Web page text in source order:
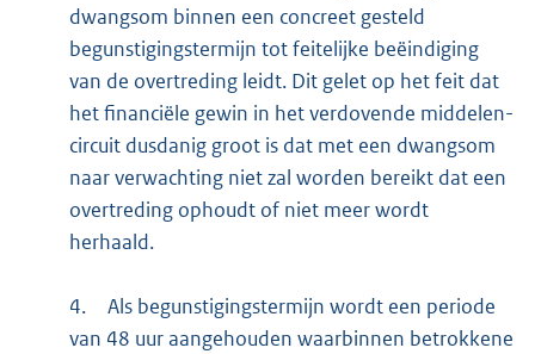
dwangsom binnen een concreet gesteld
begunstigingstermijn tot feitelijke beëindiging
van de overtreding leidt. Dit gelet op het feit dat
het financiële gewin in het verdovende middelen-
circuit dusdanig groot is dat met een dwangsom
naar verwachting niet zal worden bereikt dat een
overtreding ophoudt of niet meer wordt
herhaald.
4.
Als begunstigingstermijn wordt een periode
van 48 uur aangehouden waarbinnen betrokkene